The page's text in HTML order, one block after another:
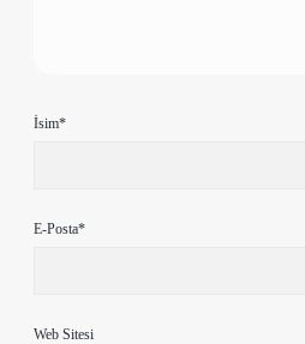
İsim*
E-Posta*
Web Sitesi